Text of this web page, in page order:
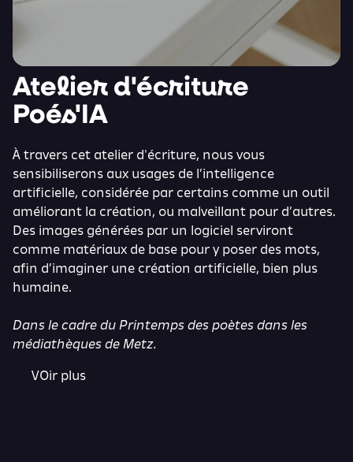
Atelier d'écriture
Poés'IA
À travers cet atelier d'écriture, nous vous
sensibiliserons aux usages de l’intelligence
artificielle, considérée par certains comme un outil
améliorant la création, ou malveillant pour d’autres.
Des images générées par un logiciel serviront
comme matériaux de base pour y poser des mots,
afin d’imaginer une création artificielle, bien plus
humaine.
Dans le cadre du Printemps des poètes dans les
médiathèques de Metz.
VOir plus